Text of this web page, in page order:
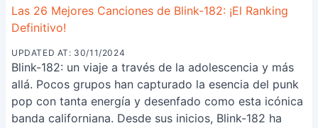
Las 26 Mejores Canciones de Blink-182: ¡El Ranking
Definitivo!
UPDATED AT: 30/11/2024
Blink-182: un viaje a través de la adolescencia y más
allá. Pocos grupos han capturado la esencia del punk
pop con tanta energía y desenfado como esta icónica
banda californiana. Desde sus inicios, Blink-182 ha